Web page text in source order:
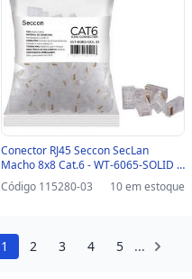
Conector RJ45 Seccon SecLan
Macho 8x8 Cat.6 - WT-6065-SOLID -
Pacote com 100 unidades-SINOP-03
- WT-6065-SOLID
Código 115280-03 10 em estoque
1 2 3 4 5 ...